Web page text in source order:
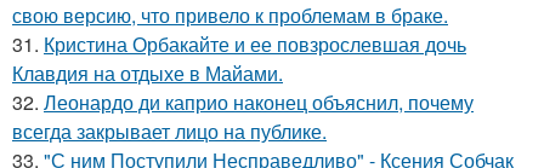
свою версию, что привело к проблемам в браке.
31. Кристина Орбакайте и ее повзрослевшая дочь
Клавдия на отдыхе в Майами.
32. Леонардо ди каприо наконец объяснил, почему
всегда закрывает лицо на публике.
33. "С ним Поступили Несправедливо" - Ксения Собчак